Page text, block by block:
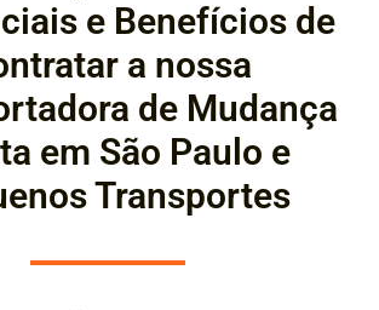
e Benefícios de
a nossa
de Mudança
em São Paulo e
Transportes